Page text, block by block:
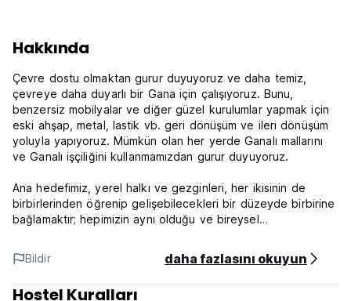
Hakkında
Çevre dostu olmaktan gurur duyuyoruz ve daha temiz,
çevreye daha duyarlı bir Gana için çalışıyoruz. Bunu,
benzersiz mobilyalar ve diğer güzel kurulumlar yapmak için
eski ahşap, metal, lastik vb. geri dönüşüm ve ileri dönüşüm
yoluyla yapıyoruz. Mümkün olan her yerde Ganalı mallarını
ve Ganalı işçiliğini kullanmamızdan gurur duyuyoruz.
Ana hedefimiz, yerel halkı ve gezginleri, her ikisinin de
birbirlerinden öğrenip gelişebilecekleri bir düzeyde birbirine
bağlamaktır; hepimizin aynı olduğu ve bireysel
Size 24 saat resepsiyon hizmeti sağlıyoruz. Tesisimizde 24
saat güvenlik personeliyle yüksek güvenlik standartlarını
koruyoruz.
Bildir daha fazlasını okuyun
Hostel Kuralları